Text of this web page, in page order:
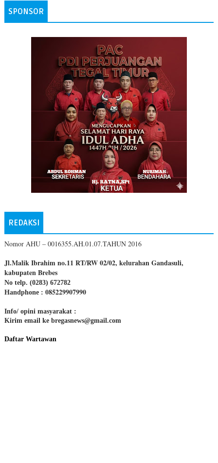
SPONSOR
REDAKSI
Nomor AHU – 0016355.AH.01.07.TAHUN 2016
Jl.Malik Ibrahim no.11 RT/RW 02/02, kelurahan Gandasuli,
kabupaten Brebes
No telp. (0283) 672782
Handphone : 085229907990
Info/ opini masyarakat :
Kirim email ke bregasnews@gmail.com
Daftar Wartawan